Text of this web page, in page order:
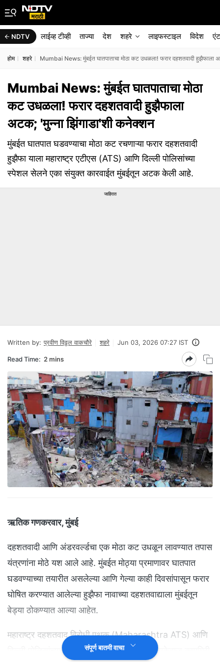
NDTV लाईव्ह टीव्ही ताज्या देश शहरे लाइफस्टाइल विदेश
होम शहरे Mumbai News: मुंबईत घातपाताचा मोठा कट उधळला! फरार दहशतवादी हुझैफाला
Mumbai News: मुंबईत घातपाताचा मोठा
कट उधळला! फरार दहशतवादी हुझैफाला
अटक; 'मुन्ना झिंगाडा'शी कनेक्शन
मुंबईत घातपात घडवण्याचा मोठा कट रचणाऱ्या फरार दहशतवादी
हुझैफा याला महाराष्ट्र एटीएस (ATS) आणि दिल्ली पोलिसांच्या
स्पेशल सेलने एका संयुक्त कारवाईत मुंबईतून अटक केली आहे.
जाहिरात
Written by: प्रवीण विठ्ठल वाकचौरे शहरे Jun 03, 2026 07:27 IST
Read Time: 2 mins
ऋतिक गणकरवार, मुंबई
दहशतवादी आणि अंडरवर्ल्डचा एक मोठा कट उधळून लावण्यात तपास
यंत्रणांना मोठे यश आले आहे. मुंबईत मोठ्या प्रमाणावर घातपात
घडवण्याच्या तयारीत असलेल्या आणि गेल्या काही दिवसांपासून फरार
घोषित करण्यात आलेल्या हुझैफा नावाच्या दहशतवाद्याला मुंबईतून
बेड्या ठोकण्यात आल्या आहेत.
महाराष्ट्र दहशतवाद विरोधी पथक (Maharashtra ATS) आणि
दिल्ली पोलिसांच्या 'स्पेशल सेल'ने संयुक्तपणे ही धडाकेबाज कामगिरी
संपूर्ण बातमी वाचा